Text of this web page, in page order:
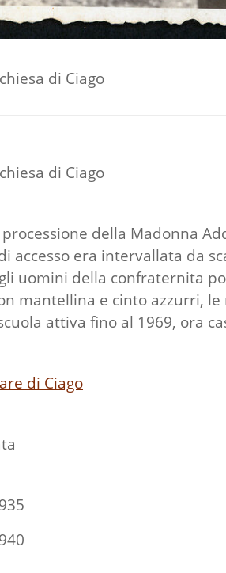
di Ciago
di Ciago
della Madonna
accesso era intervallata da
uomini della confraternita
mantellina e cinto azzurri,
attiva fino al 1969, ora
di Ciago